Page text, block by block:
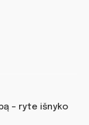
– ryte išnyko